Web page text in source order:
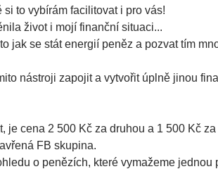
to vybírám facilitovat i pro vás!
život i mojí finanční situaci...
jak se stát energií peněz a pozvat tím
nástroji zapojit a vytvořit úplně jinou
je cena 2 500 Kč za druhou a 1 500 Kč
FB skupina.
o penězích, které vymažeme